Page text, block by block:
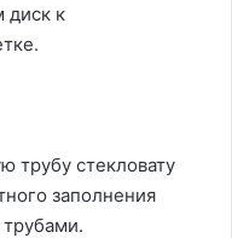
диск к
трубу стекловату
заполнения